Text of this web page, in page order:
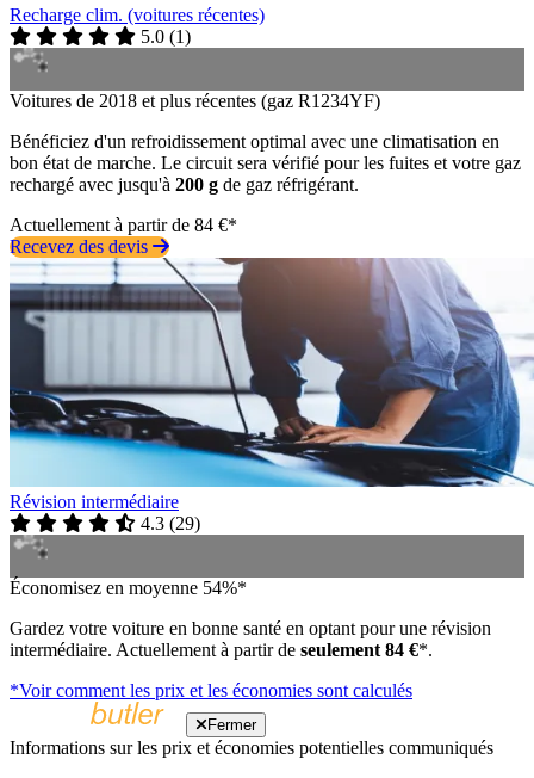
Recharge clim. (voitures récentes)
5.0 (1)
Voitures de 2018 et plus récentes (gaz R1234YF)
Bénéficiez d'un refroidissement optimal avec une climatisation en
bon état de marche. Le circuit sera vérifié pour les fuites et votre gaz
rechargé avec jusqu'à 200 g de gaz réfrigérant.
Actuellement à partir de 84 €*
Recevez des devis
Révision intermédiaire
4.3 (29)
Économisez en moyenne 54%*
Gardez votre voiture en bonne santé en optant pour une révision
intermédiaire. Actuellement à partir de seulement 84 €*.
*Voir comment les prix et les économies sont calculés
Fermer
Informations sur les prix et économies potentielles communiqués